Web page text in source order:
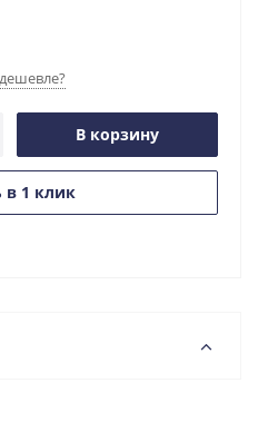
В корзину
в 1 клик